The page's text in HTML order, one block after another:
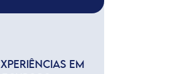
EM